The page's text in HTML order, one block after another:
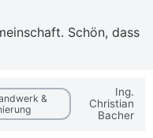
Schön, dass
&
Ing.
Christian
Bacher